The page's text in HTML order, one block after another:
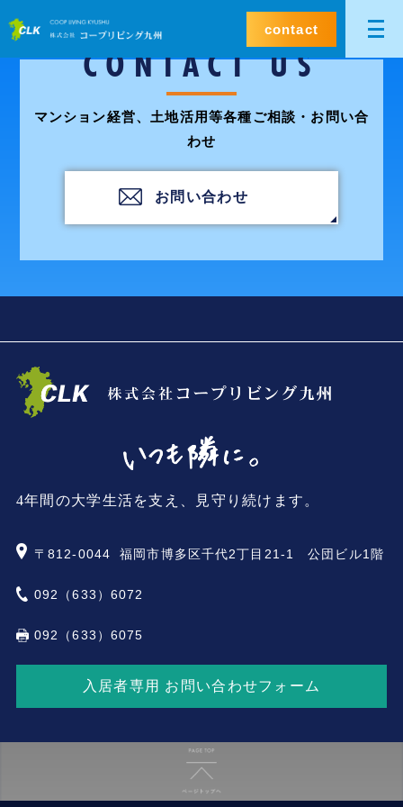
contact
CONTACT US
マンション経営、土地活用等各種ご相談・お問い合
わせ
お問い合わせ
4年間の大学生活を支え、見守り続けます。
〒812-0044 福岡市博多区千代2丁目21-1 公団ビル1階
092（633）6072
092（633）6075
入居者専用 お問い合わせフォーム